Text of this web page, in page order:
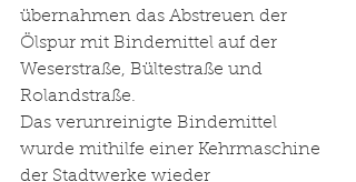
übernahmen das Abstreuen der
Ölspur mit Bindemittel auf der
Weserstraße, Bültestraße und
Rolandstraße.
Das verunreinigte Bindemittel
wurde mithilfe einer Kehrmaschine
der Stadtwerke wieder